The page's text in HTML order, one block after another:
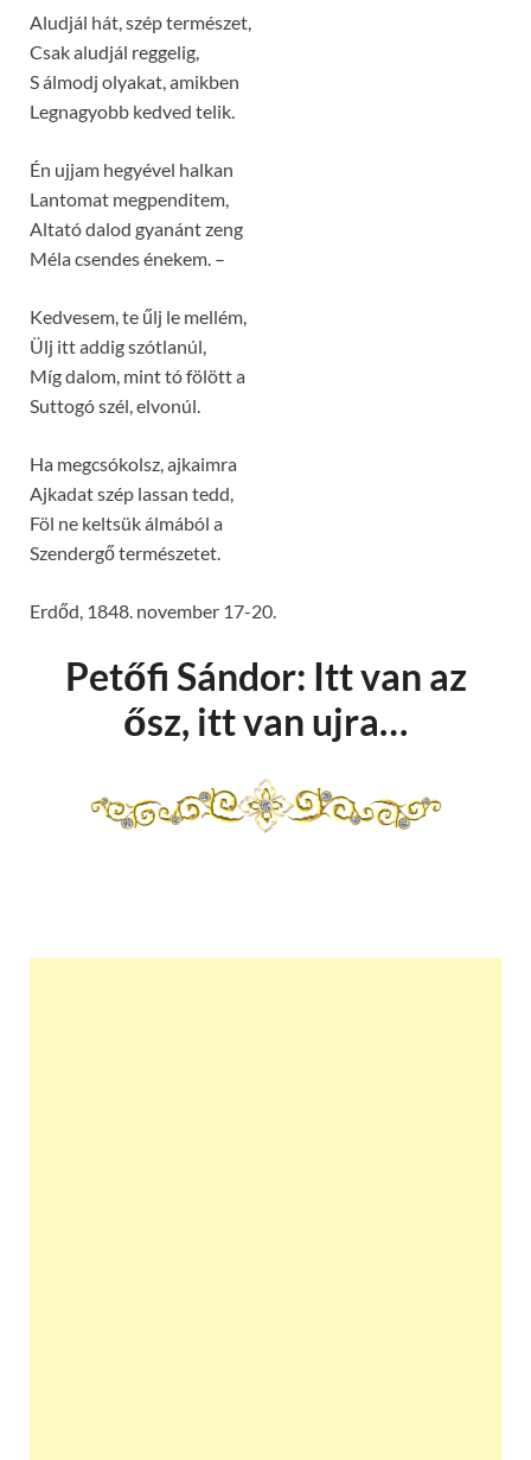
Aludjál hát, szép természet,
Csak aludjál reggelig,
S álmodj olyakat, amikben
Legnagyobb kedved telik.
Én ujjam hegyével halkan
Lantomat megpenditem,
Altató dalod gyanánt zeng
Méla csendes énekem. –
Kedvesem, te űlj le mellém,
Ülj itt addig szótlanúl,
Míg dalom, mint tó fölött a
Suttogó szél, elvonúl.
Ha megcsókolsz, ajkaimra
Ajkadat szép lassan tedd,
Föl ne keltsük álmából a
Szendergő természetet.
Erdőd, 1848. november 17-20.
Petőfi Sándor: Itt van az
ősz, itt van ujra…